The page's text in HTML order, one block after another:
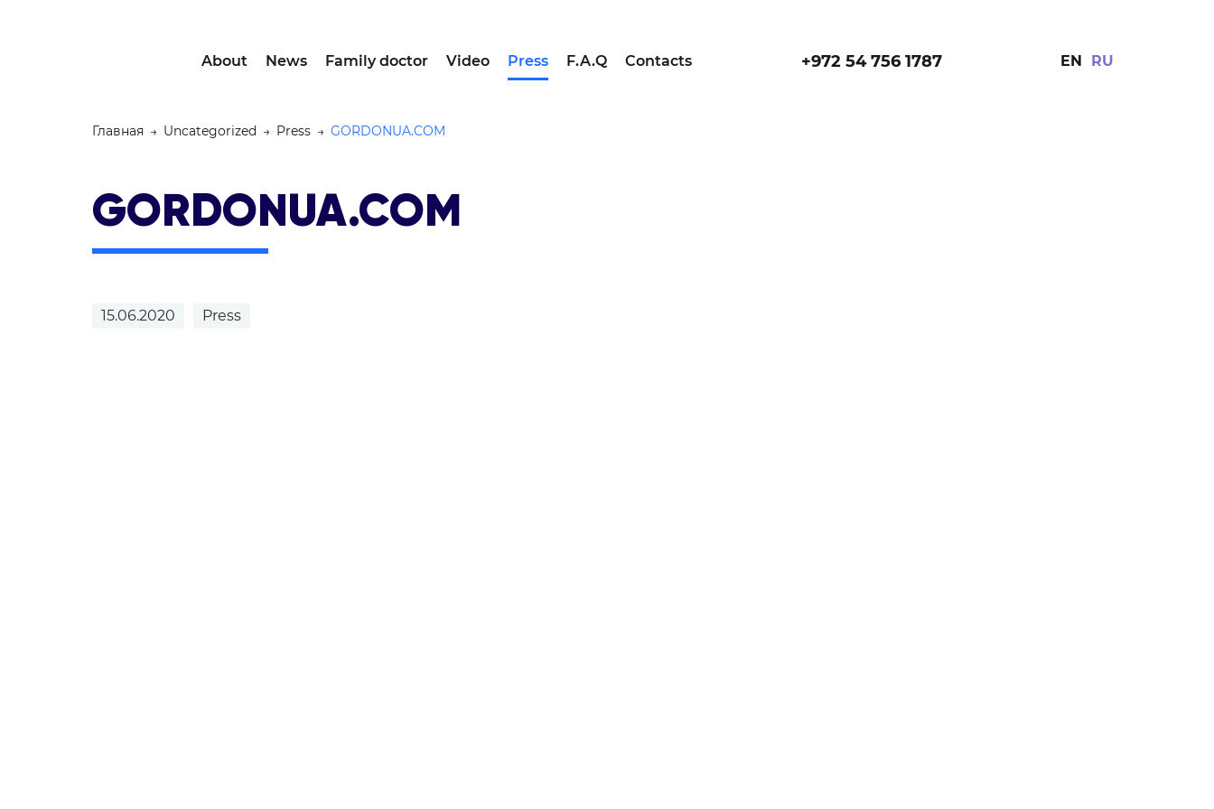
About News Family doctor Video Press F.A.Q Contacts +972 54 756 1787 EN RU
Главная → Uncategorized → Press → GORDONUA.COM
GORDONUA.COM
15.06.2020 Press